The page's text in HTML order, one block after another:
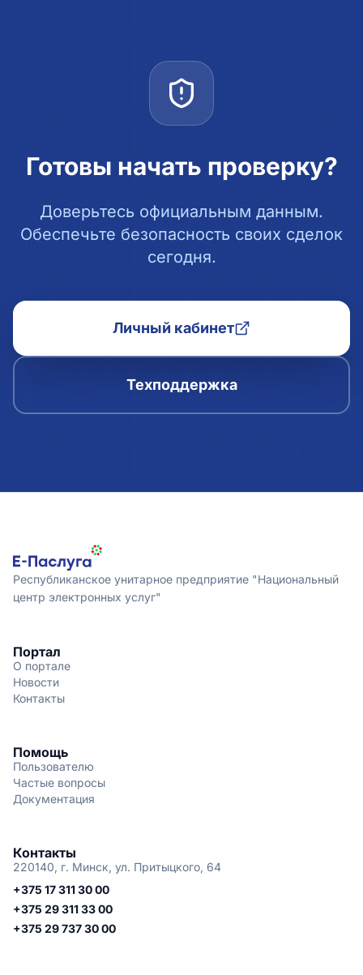
Готовы начать проверку?
Доверьтесь официальным данным.
Обеспечьте безопасность своих сделок
сегодня.
Личный кабинет
Техподдержка
Республиканское унитарное предприятие "Национальный
центр электронных услуг"
Портал
О портале
Новости
Контакты
Помощь
Пользователю
Частые вопросы
Документация
Контакты
220140, г. Минск, ул. Притыцкого, 64
+375 17 311 30 00
+375 29 311 33 00
+375 29 737 30 00